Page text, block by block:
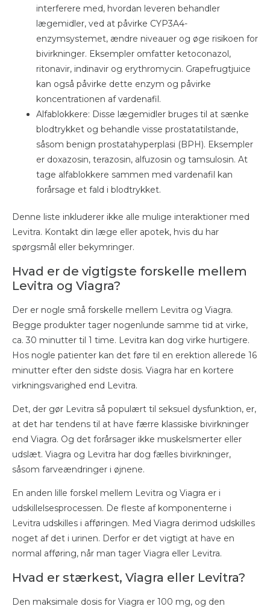
interferere med, hvordan leveren behandler
lægemidler, ved at påvirke CYP3A4-
enzymsystemet, ændre niveauer og øge risikoen for
bivirkninger. Eksempler omfatter ketoconazol,
ritonavir, indinavir og erythromycin. Grapefrugtjuice
kan også påvirke dette enzym og påvirke
koncentrationen af ​​vardenafil.
Alfablokkere: Disse lægemidler bruges til at sænke
blodtrykket og behandle visse prostatatilstande,
såsom benign prostatahyperplasi (BPH). Eksempler
er doxazosin, terazosin, alfuzosin og tamsulosin. At
tage alfablokkere sammen med vardenafil kan
forårsage et fald i blodtrykket.
Denne liste inkluderer ikke alle mulige interaktioner med
Levitra. Kontakt din læge eller apotek, hvis du har
spørgsmål eller bekymringer.
Hvad er de vigtigste forskelle mellem
Levitra og Viagra?
Der er nogle små forskelle mellem Levitra og Viagra.
Begge produkter tager nogenlunde samme tid at virke,
ca. 30 minutter til 1 time. Levitra kan dog virke hurtigere.
Hos nogle patienter kan det føre til en erektion allerede 16
minutter efter den sidste dosis. Viagra har en kortere
virkningsvarighed end Levitra.
Det, der gør Levitra så populært til seksuel dysfunktion, er,
at det har tendens til at have færre klassiske bivirkninger
end Viagra. Og det forårsager ikke muskelsmerter eller
udslæt. Viagra og Levitra har dog fælles bivirkninger,
såsom farveændringer i øjnene.
En anden lille forskel mellem Levitra og Viagra er i
udskillelsesprocessen. De fleste af komponenterne i
Levitra udskilles i afføringen. Med Viagra derimod udskilles
noget af det i urinen. Derfor er det vigtigt at have en
normal afføring, når man tager Viagra eller Levitra.
Hvad er stærkest, Viagra eller Levitra?
Den maksimale dosis for Viagra er 100 mg, og den